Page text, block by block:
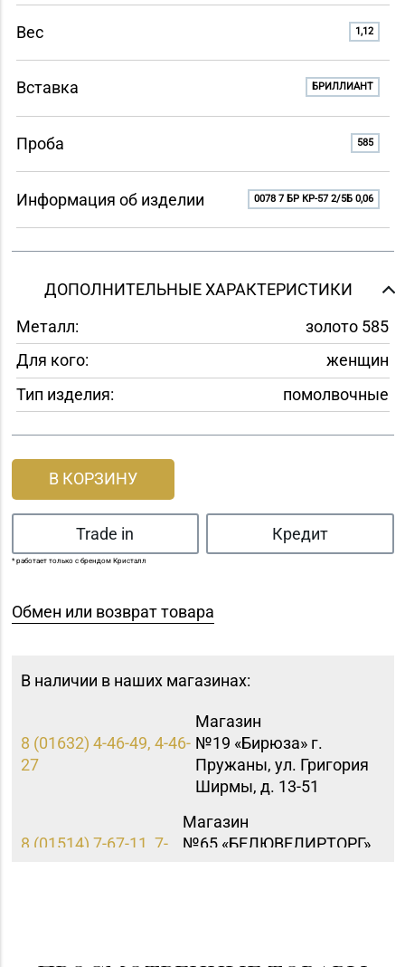
Вес 1,12
Вставка БРИЛЛИАНТ
Проба 585
Информация об изделии 0078 7 БР КР-57 2/5Б 0,06
ДОПОЛНИТЕЛЬНЫЕ ХАРАКТЕРИСТИКИ
Металл:
золото 585
Для кого:
женщин
Тип изделия:
помолвочные
В КОРЗИНУ
Trade in Кредит
* работает только с брендом Кристалл
Обмен или возврат товара
В наличии в наших магазинах:
8 (01632) 4-46-49, 4-46-
27
Магазин
№19 «Бирюза» г.
Пружаны, ул. Григория
Ширмы, д. 13-51
8 (01514) 7-67-11, 7-
Магазин
№65 «БЕЛЮВЕЛИРТОРГ»